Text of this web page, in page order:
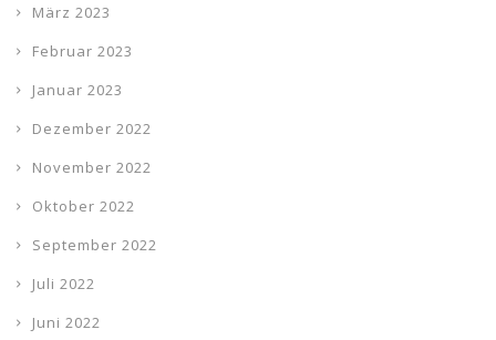
März 2023
Februar 2023
Januar 2023
Dezember 2022
November 2022
Oktober 2022
September 2022
Juli 2022
Juni 2022